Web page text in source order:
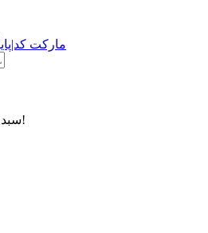
سبد خرید شما خالی است!